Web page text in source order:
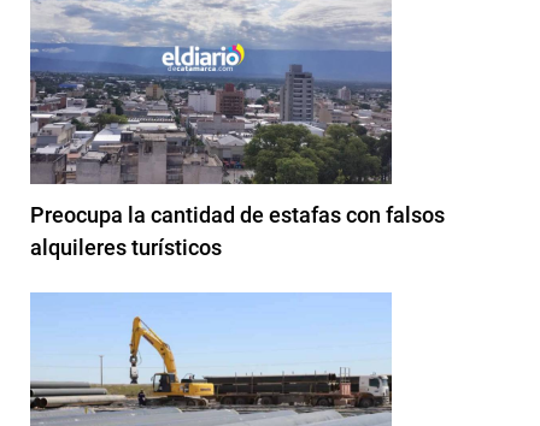
Preocupa la cantidad de estafas con falsos
alquileres turísticos